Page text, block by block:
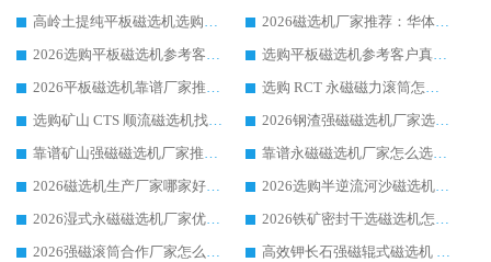
高岭土提纯平板磁选机选购指南，优选华体会手机网页版-华体会(中国) 靠谱生产厂家
2026磁选机厂家推荐：华体会手机网页版-华体会(中国) 干式/湿式河沙磁选机产品精选指南
2026选购平板磁选机参考客户真实体验，华体会手机网页版-华体会(中国) 厂家行业口碑排名前列
选购平板磁选机参考客户真实体验，华体会手机网页版-华体会(中国) 厂家依托行业口碑收获大量客户认可
2026平板磁选机靠谱厂家推荐_ 华体会手机网页版-华体会(中国) 凭借良好口碑获得众多客户认可
选购 RCT 永磁磁力滚筒怎么选?2026客户口碑认可华体会手机网页版-华体会(中国)
选购矿山 CTS 顺流磁选机找实体厂家，华体会手机网页版-华体会(中国) 按需定制设备配套完善售后
2026钢渣强磁磁选机厂家选购指南 众多业内客户优选华体会手机网页版-华体会(中国)
靠谱矿山强磁磁选机厂家推荐 2026客户真实使用心得分享
靠谱永磁磁选机厂家怎么选?福建客户真实体验分享华体会手机网页版-华体会(中国) 品牌
2026磁选机生产厂家哪家好?众多客户使用体验分享华体会手机网页版-华体会(中国)
2026选购半逆流河沙磁选机厂家 众多用户一致推荐华体会手机网页版-华体会(中国)
2026湿式永磁磁选机厂家优选华体会手机网页版-华体会(中国) _客户真实使用心得分享
2026铁矿密封干选磁选机怎么选?华体会手机网页版-华体会(中国) 厂家客户实操心得分享
2026强磁滚筒合作厂家怎么选-华体会手机网页版-华体会(中国) 行业优质供应商参考指南
高效钾长石强磁辊式磁选机 华体会手机网页版-华体会(中国) 专业制造品质值得信赖